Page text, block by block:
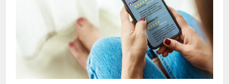
panel